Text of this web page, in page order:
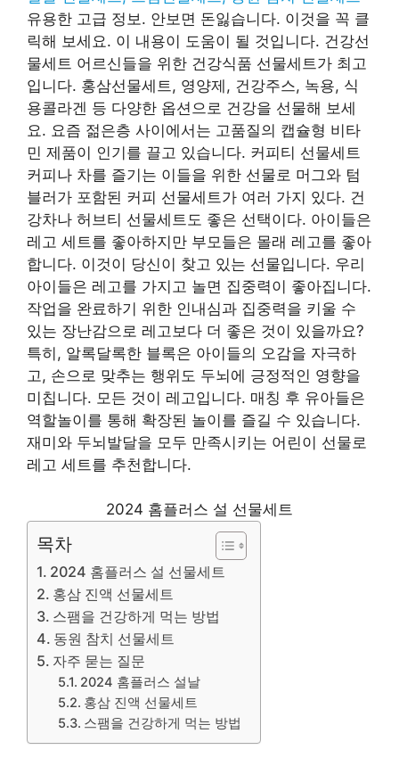
유용한 고급 정보. 안보면 돈잃습니다. 이것을 꼭 클
릭해 보세요. 이 내용이 도움이 될 것입니다. 건강선
물세트 어르신들을 위한 건강식품 선물세트가 최고
입니다. 홍삼선물세트, 영양제, 건강주스, 녹용, 식
용콜라겐 등 다양한 옵션으로 건강을 선물해 보세
요. 요즘 젊은층 사이에서는 고품질의 캡슐형 비타
민 제품이 인기를 끌고 있습니다. 커피티 선물세트
커피나 차를 즐기는 이들을 위한 선물로 머그와 텀
블러가 포함된 커피 선물세트가 여러 가지 있다. 건
강차나 허브티 선물세트도 좋은 선택이다. 아이들은
레고 세트를 좋아하지만 부모들은 몰래 레고를 좋아
합니다. 이것이 당신이 찾고 있는 선물입니다. 우리
아이들은 레고를 가지고 놀면 집중력이 좋아집니다.
작업을 완료하기 위한 인내심과 집중력을 키울 수
있는 장난감으로 레고보다 더 좋은 것이 있을까요?
특히, 알록달록한 블록은 아이들의 오감을 자극하
고, 손으로 맞추는 행위도 두뇌에 긍정적인 영향을
미칩니다. 모든 것이 레고입니다. 매칭 후 유아들은
역할놀이를 통해 확장된 놀이를 즐길 수 있습니다.
재미와 두뇌발달을 모두 만족시키는 어린이 선물로
레고 세트를 추천합니다.
2024 홈플러스 설 선물세트
목차
2024 홈플러스 설 선물세트
홍삼 진액 선물세트
스팸을 건강하게 먹는 방법
동원 참치 선물세트
자주 묻는 질문
2024 홈플러스 설날
홍삼 진액 선물세트
스팸을 건강하게 먹는 방법